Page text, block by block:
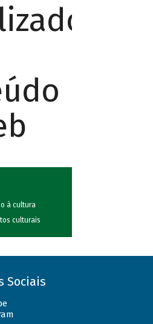
à cultura
culturais
Sociais